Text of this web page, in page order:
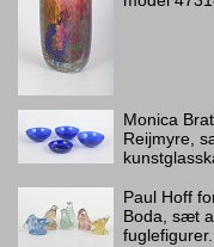
Monica
Reijmyre,
Paul Hoff
Boda, sæt
fuglefigurer.